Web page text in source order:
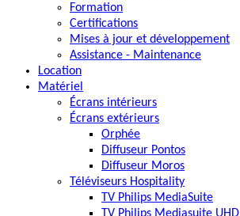
Formation
Certifications
Mises à jour et développement
Assistance - Maintenance
Location
Matériel
Écrans intérieurs
Écrans extérieurs
Orphée
Diffuseur Pontos
Diffuseur Moros
Téléviseurs Hospitality
TV Philips MediaSuite